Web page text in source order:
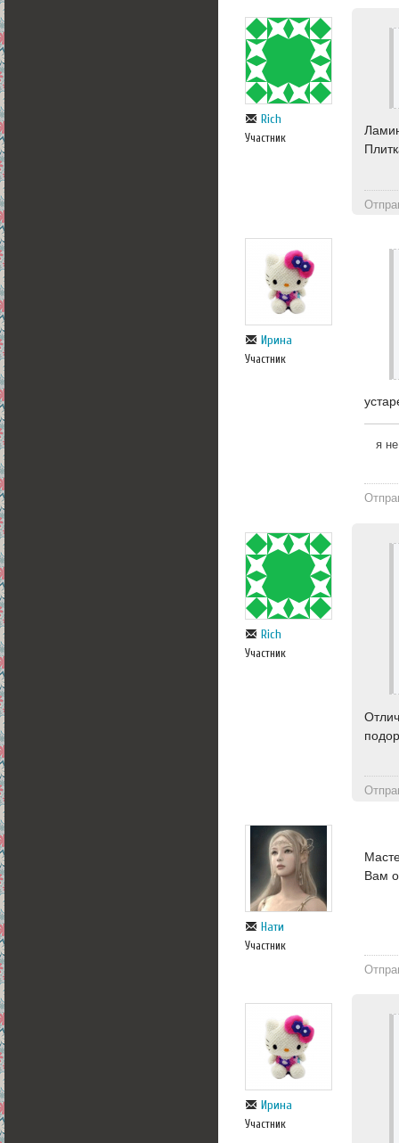
Rich
Участник
Ирина
Участник
я
Rich
Участник
Нати
Участник
Вам
Ирина
Участник